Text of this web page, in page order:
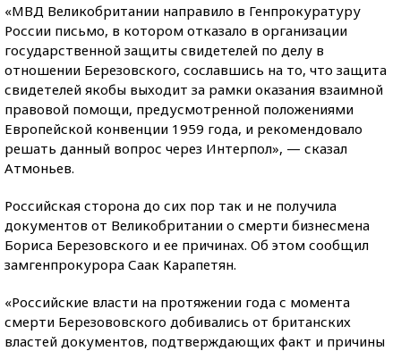
«МВД Великобритании направило в Генпрокуратуру
России письмо, в котором отказало в организации
государственной защиты свидетелей по делу в
отношении Березовского, сославшись на то, что защита
свидетелей якобы выходит за рамки оказания взаимной
правовой помощи, предусмотренной положениями
Европейской конвенции 1959 года, и рекомендовало
решать данный вопрос через Интерпол», — сказал
Атмоньев.
Российская сторона до сих пор так и не получила
документов от Великобритании о смерти бизнесмена
Бориса Березовского и ее причинах. Об этом сообщил
замгенпрокурора Саак Карапетян.
«Российские власти на протяжении года с момента
смерти Березововского добивались от британских
властей документов, подтверждающих факт и причины